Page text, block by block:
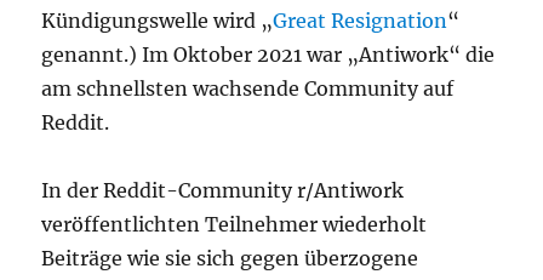
Kündigungswelle wird „Great Resignation“
genannt.) Im Oktober 2021 war „Antiwork“ die
am schnellsten wachsende Community auf
Reddit.
In der Reddit-Community r/Antiwork
veröffentlichten Teilnehmer wiederholt
Beiträge wie sie sich gegen überzogene